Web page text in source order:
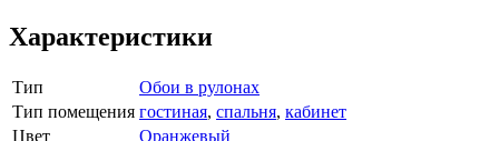
Характеристики
Тип
Обои в рулонах
Тип помещения гостиная, спальня, кабинет
Цвет
Оранжевый